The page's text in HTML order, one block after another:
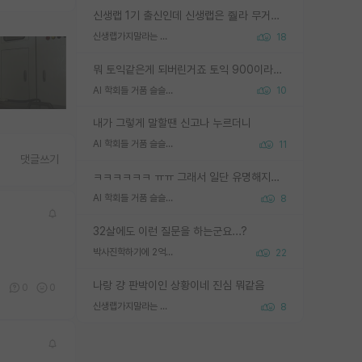
신생랩 1기 출신인데 신생랩은 줠라 무거운 바벨 같은거임. 들면 대박인데 못들면 깔려 죽음. 아무도 알려주지 않는 환경에서 자생해야하지만, 일단 살아남았다면 그 어떤 사람보다 악착같고 생존력 높은 사람으로 거듭날 수 있음
신생랩가지말라는 이유가 있었구나 18
뭐 토익같은게 되버린거죠 토익 900이라고 영어잘하는건 아닙니다만 잘하는사람은 다 900을 넘는 그런
AI 학회들 거품 슬슬 지적이 나오네요 10
내가 그렇게 말할땐 신고나 누르더니
AI 학회들 거품 슬슬 지적이 나오네요 11
ㅋㅋㅋㅋㅋㅋ ㅠㅠ 그래서 일단 유명해지는게 중요한거같습니다
AI 학회들 거품 슬슬 지적이 나오네요 8
32살에도 이런 질문을 하는군요...?
박사진학하기에 2억은 괜찮은 (?) 정도의 경제력인가요 22
나랑 걍 판박이인 상황이네 진심 뭐같음
신생랩가지말라는 이유가 있었구나 8
댓글쓰기